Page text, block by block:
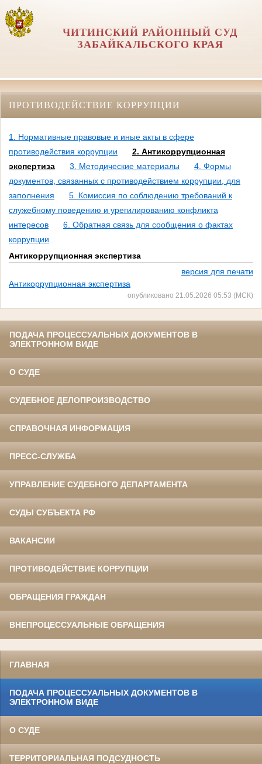
ЧИТИНСКИЙ РАЙОННЫЙ СУД
ЗАБАЙКАЛЬСКОГО КРАЯ
ПРОТИВОДЕЙСТВИЕ КОРРУПЦИИ
1. Нормативные правовые и иные акты в сфере
противодействия коррупции
2. Антикоррупционная
экспертиза
3. Методические материалы
4. Формы
документов, связанных с противодействием коррупции, для
заполнения
5. Комиссия по соблюдению требований к
служебному поведению и урегилированию конфликта
интересов
6. Обратная связь для сообщения о фактах
коррупции
Антикоррупционная экспертиза
версия для печати
Антикоррупционная экспертиза
опубликовано 21.05.2026 05:53 (МСК)
ПОДАЧА ПРОЦЕССУАЛЬНЫХ ДОКУМЕНТОВ В
ЭЛЕКТРОННОМ ВИДЕ
О СУДЕ
СУДЕБНОЕ ДЕЛОПРОИЗВОДСТВО
СПРАВОЧНАЯ ИНФОРМАЦИЯ
ПРЕСС-СЛУЖБА
УПРАВЛЕНИЕ СУДЕБНОГО ДЕПАРТАМЕНТА
СУДЫ СУБЪЕКТА РФ
ВАКАНСИИ
ПРОТИВОДЕЙСТВИЕ КОРРУПЦИИ
ОБРАЩЕНИЯ ГРАЖДАН
ВНЕПРОЦЕССУАЛЬНЫЕ ОБРАЩЕНИЯ
ГЛАВНАЯ
ПОДАЧА ПРОЦЕССУАЛЬНЫХ ДОКУМЕНТОВ В
ЭЛЕКТРОННОМ ВИДЕ
О СУДЕ
ТЕРРИТОРИАЛЬНАЯ ПОДСУДНОСТЬ